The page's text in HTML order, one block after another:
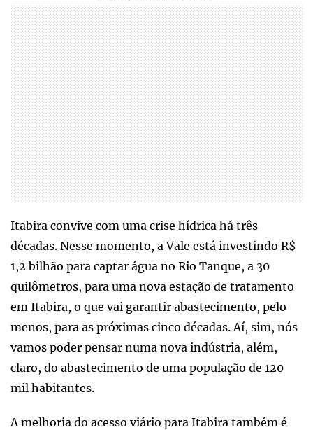
Itabira convive com uma crise hídrica há três
décadas. Nesse momento, a Vale está investindo R$
1,2 bilhão para captar água no Rio Tanque, a 30
quilômetros, para uma nova estação de tratamento
em Itabira, o que vai garantir abastecimento, pelo
menos, para as próximas cinco décadas. Aí, sim, nós
vamos poder pensar numa nova indústria, além,
claro, do abastecimento de uma população de 120
mil habitantes.
A melhoria do acesso viário para Itabira também é